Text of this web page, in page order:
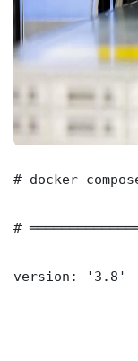
# docker-
#
version: '3.8'